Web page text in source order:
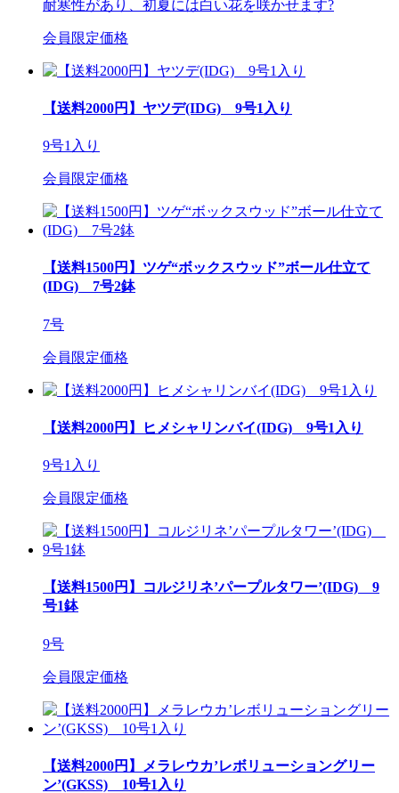
耐寒性があり、初夏には白い花を咲かせます?
会員限定価格
【送料2000円】ヤツデ(IDG) 9号1入り
9号1入り
会員限定価格
【送料1500円】ツゲ“ボックスウッド”ボール仕立て
(IDG) 7号2鉢
7号
会員限定価格
【送料2000円】ヒメシャリンバイ(IDG) 9号1入り
9号1入り
会員限定価格
【送料1500円】コルジリネ’パープルタワー’(IDG) 9
号1鉢
9号
会員限定価格
【送料2000円】メラレウカ’レボリューショングリー
ン’(GKSS) 10号1入り